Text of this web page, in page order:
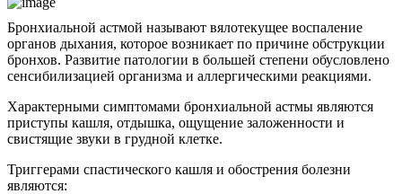
Бронхиальной астмой называют вялотекущее воспаление
органов дыхания, которое возникает по причине обструкции
бронхов. Развитие патологии в большей степени обусловлено
сенсибилизацией организма и аллергическими реакциями.
Характерными симптомами бронхиальной астмы являются
приступы кашля, отдышка, ощущение заложенности и
свистящие звуки в грудной клетке.
Триггерами спастического кашля и обострения болезни
являются: